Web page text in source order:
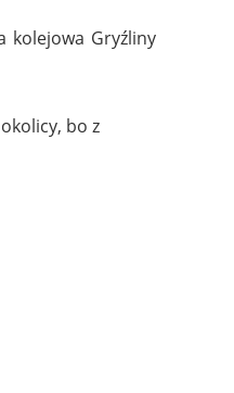
kolejowa Gryźliny
bo z